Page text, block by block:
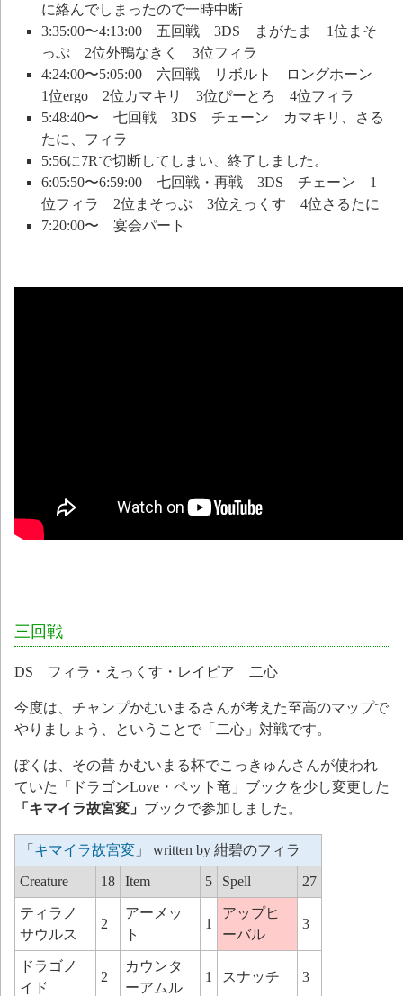
に絡んでしまったので一時中断
3:35:00〜4:13:00 五回戦 3DS まがたま 1位まそ
っぷ 2位外鴨なきく 3位フィラ
4:24:00〜5:05:00 六回戦 リボルト ロングホーン
1位ergo 2位カマキリ 3位ぴーとろ 4位フィラ
5:48:40〜 七回戦 3DS チェーン カマキリ、さる
たに、フィラ
5:56に7Rで切断してしまい、終了しました。
6:05:50〜6:59:00 七回戦・再戦 3DS チェーン 1
位フィラ 2位まそっぷ 3位えっくす 4位さるたに
7:20:00〜 宴会パート
三回戦
DS フィラ・えっくす・レイピア 二心
今度は、チャンプかむいまるさんが考えた至高のマップで
やりましょう、ということで「二心」対戦です。
ぼくは、その昔 かむいまる杯でこっきゅんさんが使われ
ていた「ドラゴンLove・ペット竜」ブックを少し変更した
「キマイラ故宮変」 ブックで参加しました。
「 キマイラ故宮変 」 written by 紺碧のフィラ
Creature 18 Item 5 Spell 27
ティラノ
サウルス
2
アーメッ
ト
1
アップヒ
ーバル
3
ドラゴノ
イド
2
カウンタ
ーアムル
1 スナッチ 3